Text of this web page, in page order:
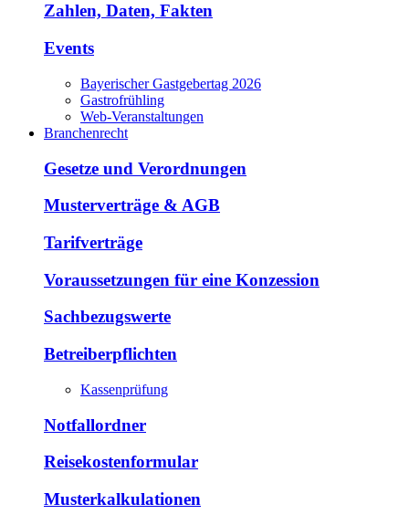
Zahlen, Daten, Fakten
Events
Bayerischer Gastgebertag 2026
Gastrofrühling
Web-Veranstaltungen
Branchenrecht
Gesetze und Verordnungen
Musterverträge & AGB
Tarifverträge
Voraussetzungen für eine Konzession
Sachbezugswerte
Betreiberpflichten
Kassenprüfung
Notfallordner
Reisekostenformular
Musterkalkulationen